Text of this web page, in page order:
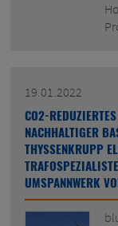
19.01.2022
CO2-
NACHHALTIGER
THYSSENKRUPP
UMSPANNWERK